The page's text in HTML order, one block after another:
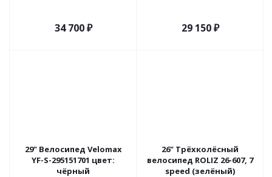
34 700₽ 29 150₽
29" Велосипед Velomax
YF-S-295151701 цвет:
чёрный
26" Трёхколёсный
велосипед ROLIZ 26-607, 7
speed (зелёный)